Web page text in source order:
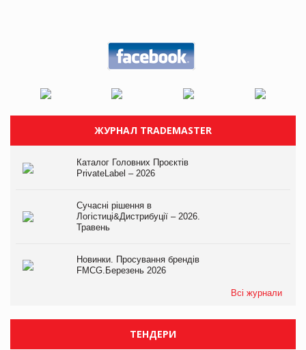
ЖУРНАЛ TRADEMASTER
Каталог Головних Проєктів
PrivateLabel – 2026
Сучасні рішення в
Логістиці&Дистрибуції – 2026.
Травень
Новинки. Просування брендів
FMCG.Березень 2026
Всі журнали
ТЕНДЕРИ